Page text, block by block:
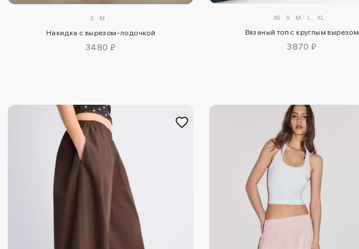
S M
Накидка с вырезом-лодочкой
3480 ₽
XS S M L XL
Вязаный топ с круглым вырезом
3870 ₽